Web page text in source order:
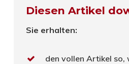
Diesen Artikel
Sie erhalten:
den vollen Artikel so,